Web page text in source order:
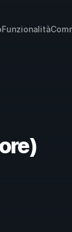
Funzionalità